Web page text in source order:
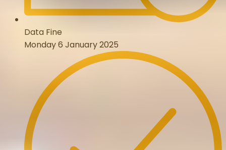
Data Fine
Monday 6 January 2025